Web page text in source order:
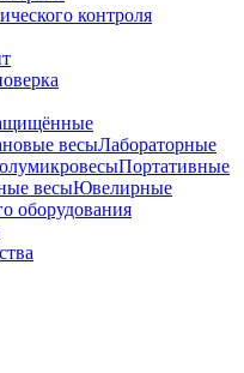
контроля
весыЛабораторные
Портативные
весыЮвелирные
оборудования